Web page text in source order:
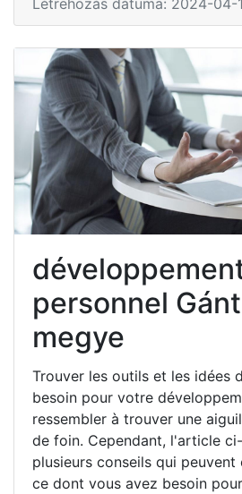
personnel
megye
Trouver les outils et les idées
besoin pour votre
ressembler à trouver une
de foin. Cependant, l'article
plusieurs conseils qui
ce dont vous avez besoin